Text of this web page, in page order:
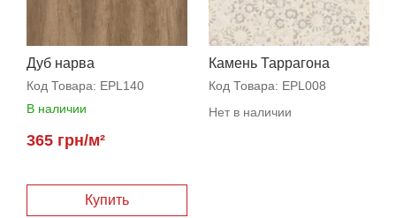
Дуб нарва
Код Товара: EPL140
В наличии
365 грн/м²
Камень Таррагона
Код Товара: EPL008
Нет в наличии